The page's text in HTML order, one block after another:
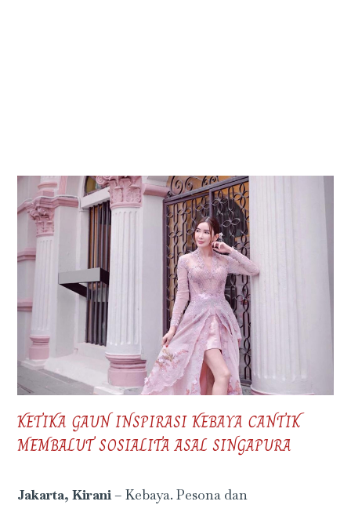
KETIKA GAUN INSPIRASI KEBAYA CANTIK
MEMBALUT SOSIALITA ASAL SINGAPURA
Jakarta, Kirani– Kebaya. Pesona dan